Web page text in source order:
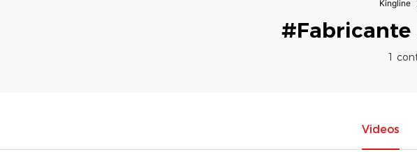
Kingline
#Fabricante
1
Videos